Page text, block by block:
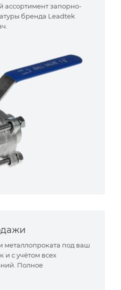
запорно-
бренда Leadtek
металлопроката под ваш
и с учётом всех
Полное